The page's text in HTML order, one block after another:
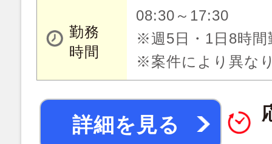
勤務
時間
08:30～17:30
※週5日・1日8時間
※案件により異な
詳細を見る